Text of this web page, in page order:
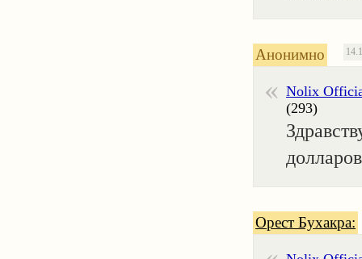
Анонимно
Nolix
(293)
Орест Бухакра: